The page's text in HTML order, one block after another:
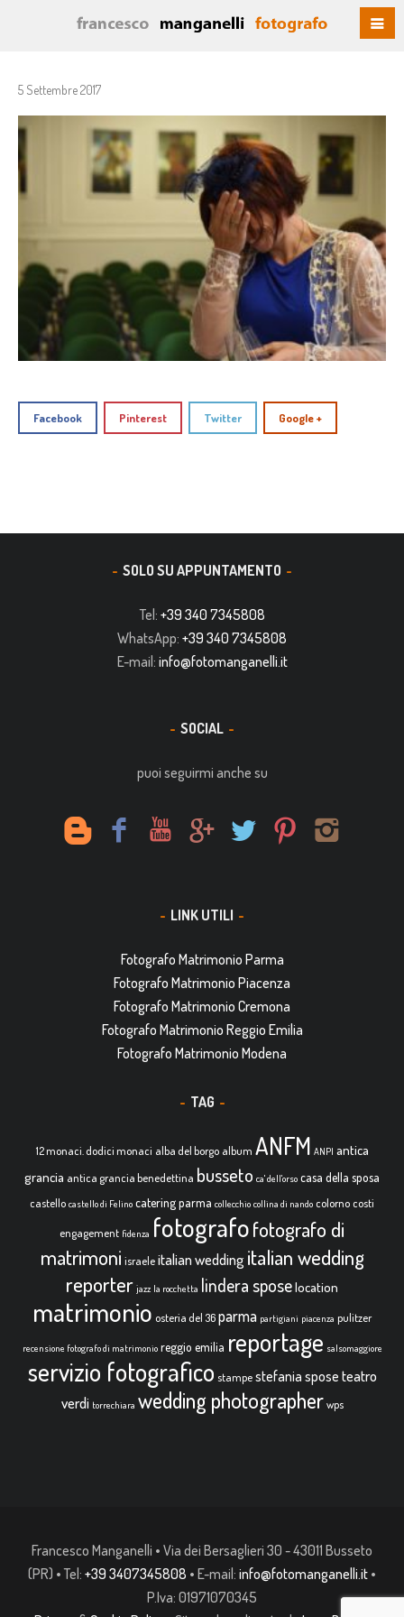
5 Settembre 2017
Facebook Pinterest Twitter Google +
SOLO SU APPUNTAMENTO
Tel: +39 340 7345808
WhatsApp: +39 340 7345808
E-mail: info@fotomanganelli.it
SOCIAL
puoi seguirmi anche su
LINK UTILI
Fotografo Matrimonio Parma
Fotografo Matrimonio Piacenza
Fotografo Matrimonio Cremona
Fotografo Matrimonio Reggio Emilia
Fotografo Matrimonio Modena
TAG
12 monaci. dodici monaci alba del borgo album ANFM ANPI antica
grancia antica grancia benedettina busseto ca' dell'orso casa della sposa
castello castello di Felino catering parma collecchio collina di nando colorno costi
engagement fidenza fotografofotografo di
matrimoni israele italian wedding italian wedding
reporter jazz la rocchetta lindera sposelocation
matrimonio osteria del 36parma partigiani piacenza pulitzer
recensione fotografo di matrimonio reggio emilia reportage salsomaggiore
servizio fotografico stampe stefania spose teatro
verdi torrechiara wedding photographer wps
Francesco Manganelli • Via dei Bersaglieri 30 - 43011 Busseto
(PR) • Tel: +39 3407345808 • E-mail: info@fotomanganelli.it •
P.Iva: 01971070345